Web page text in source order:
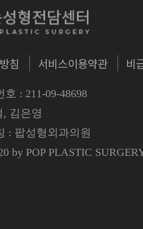
침 서비스이용약관 비
: 211-09-48698
김은영
: 팝성형외과의원
by POP PLASTIC